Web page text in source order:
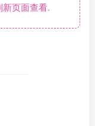
页面查看.